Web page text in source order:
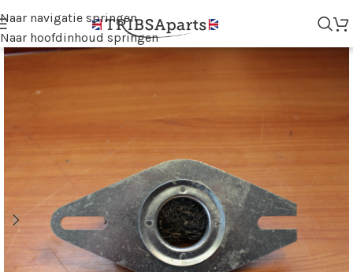
Naar navigatie springen
Naar hoofdinhoud springen